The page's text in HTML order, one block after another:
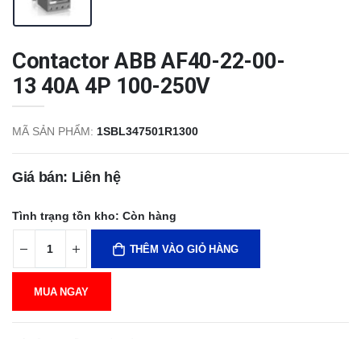
Contactor ABB AF40-22-00-
13 40A 4P 100-250V
MÃ SẢN PHẨM: 1SBL347501R1300
Giá bán: Liên hệ
Tình trạng tồn kho: Còn hàng
THÊM VÀO GIỎ HÀNG
MUA NGAY